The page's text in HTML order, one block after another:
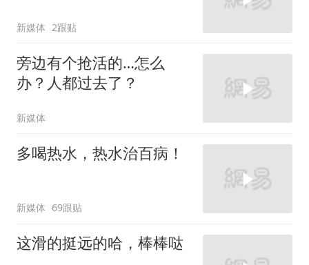
新媒体 2跟贴
旁边有个抢活的…怎么
办？人都过去了？
新媒体
多喝热水，热水治百病！
新媒体 69跟贴
这滑的挺远的哈，棒棒哒